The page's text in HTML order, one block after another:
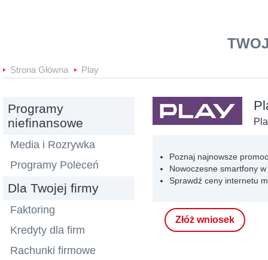
Strona Główna Play
Programy
niefinansowe
Media i Rozrywka
Programy Poleceń
Dla Twojej firmy
Faktoring
Kredyty dla firm
Rachunki firmowe
Poznaj najnowsze
Nowoczesne smartfony
Sprawdź ceny internetu
Złóż wniosek